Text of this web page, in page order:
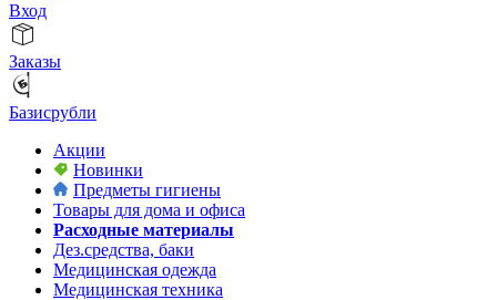
Вход
Заказы
Базисрубли
Акции
Новинки
Предметы гигиены
Товары для дома и офиса
Расходные материалы
Дез.средства, баки
Медицинская одежда
Медицинская техника